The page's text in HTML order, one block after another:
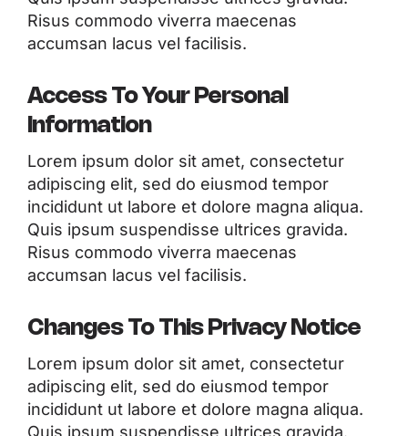
Risus commodo viverra maecenas
accumsan lacus vel facilisis.
Access To Your Personal
Information
Lorem ipsum dolor sit amet, consectetur
adipiscing elit, sed do eiusmod tempor
incididunt ut labore et dolore magna aliqua.
Quis ipsum suspendisse ultrices gravida.
Risus commodo viverra maecenas
accumsan lacus vel facilisis.
Changes To This Privacy Notice
Lorem ipsum dolor sit amet, consectetur
adipiscing elit, sed do eiusmod tempor
incididunt ut labore et dolore magna aliqua.
Quis ipsum suspendisse ultrices gravida.